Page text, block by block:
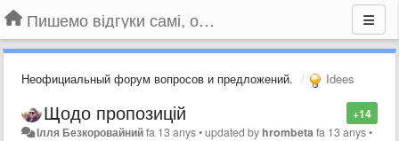
Пишемо відгуки самі, обговорюємо інші ідеї та пропозиції до Громадського Телебачення
Неофициальный форум вопросов и предложений. Idees
+14
Щодо пропозицій
Ілля Безкоровайнийfa 13 anys•updated byhrombeta fa 13 anys•